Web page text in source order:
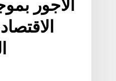
الأجور